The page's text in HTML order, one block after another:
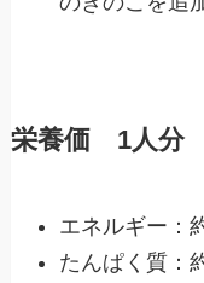
栄養価 1人分
エネルギー：
たんぱく質：